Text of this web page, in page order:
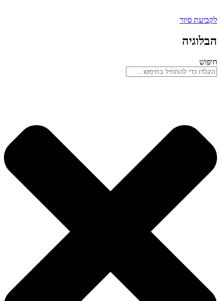
לקביעת סיור
הבלוגיה
חיפוש